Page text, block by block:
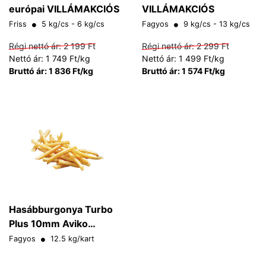
európai VILLÁMAKCIÓS
Friss 5 kg/cs - 6 kg/cs
Régi nettó ár:2 199 Ft
Nettó ár: 1 749 Ft/kg
Bruttó ár: 1 836 Ft/kg
VILLÁMAKCIÓS
Fagyos 9 kg/cs - 13 kg/cs
Régi nettó ár:2 299 Ft
Nettó ár: 1 499 Ft/kg
Bruttó ár: 1 574 Ft/kg
Hasábburgonya Turbo
Plus 10mm Aviko
VILLÁMAKCIÓS
Fagyos 12.5 kg/kart